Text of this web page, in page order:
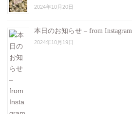
2024年10月20日
本日のお知らせ – from Instagram
2024年10月19日